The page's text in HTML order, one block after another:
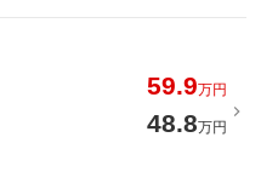
59.9万円
48.8万円